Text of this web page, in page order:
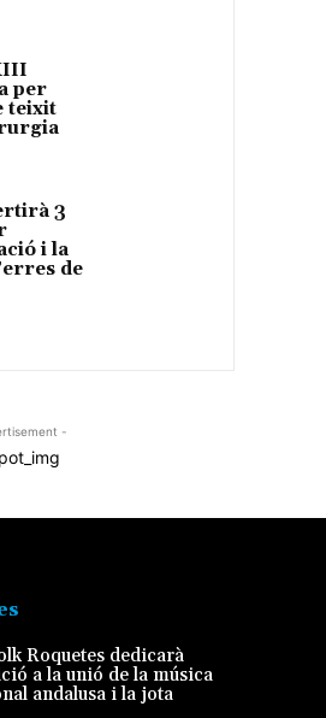
per
teixit
3
i la
de
-
Roquetes dedicarà
a la unió de la música
andalusa i la jota